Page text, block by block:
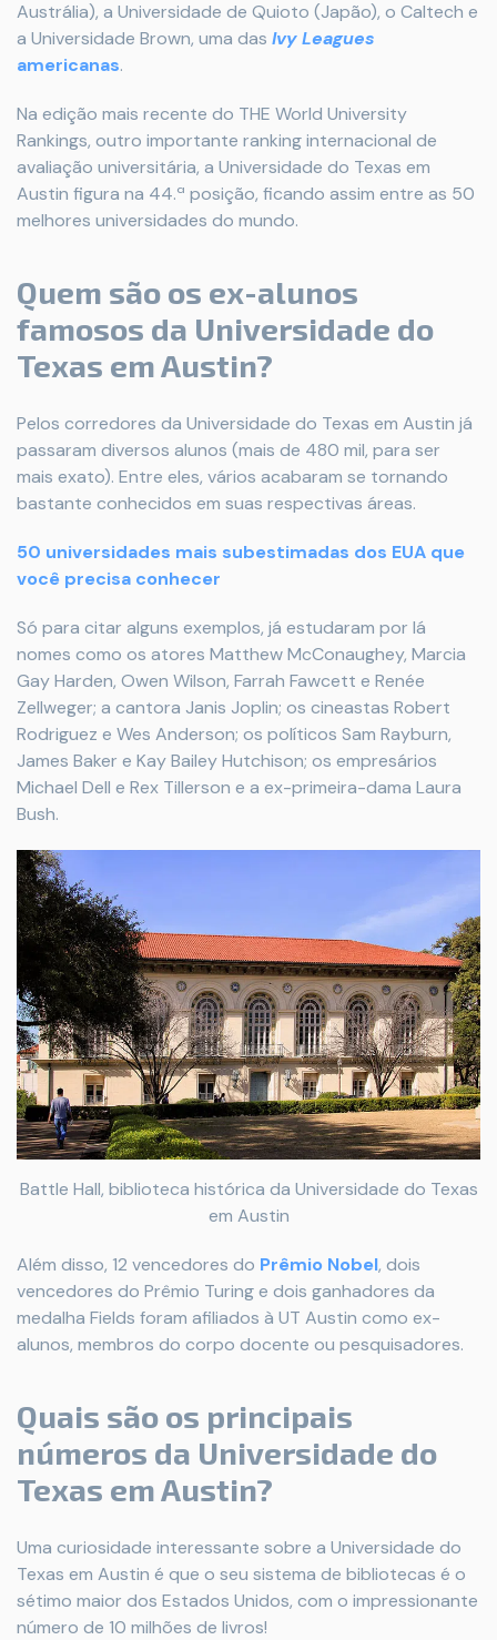
Austrália), a Universidade de Quioto (Japão), o Caltech e
a Universidade Brown, uma das Ivy Leagues
americanas.
Na edição mais recente do THE World University
Rankings, outro importante ranking internacional de
avaliação universitária, a Universidade do Texas em
Austin figura na 44.ª posição, ficando assim entre as 50
melhores universidades do mundo.
Quem são os ex-alunos
famosos da Universidade do
Texas em Austin?
Pelos corredores da Universidade do Texas em Austin já
passaram diversos alunos (mais de 480 mil, para ser
mais exato). Entre eles, vários acabaram se tornando
bastante conhecidos em suas respectivas áreas.
50 universidades mais subestimadas dos EUA que
você precisa conhecer
Só para citar alguns exemplos, já estudaram por lá
nomes como os atores Matthew McConaughey, Marcia
Gay Harden, Owen Wilson, Farrah Fawcett e Renée
Zellweger; a cantora Janis Joplin; os cineastas Robert
Rodriguez e Wes Anderson; os políticos Sam Rayburn,
James Baker e Kay Bailey Hutchison; os empresários
Michael Dell e Rex Tillerson e a ex-primeira-dama Laura
Bush.
Battle Hall, biblioteca histórica da Universidade do Texas
em Austin
Além disso, 12 vencedores do Prêmio Nobel, dois
vencedores do Prêmio Turing e dois ganhadores da
medalha Fields foram afiliados à UT Austin como ex-
alunos, membros do corpo docente ou pesquisadores.
Quais são os principais
números da Universidade do
Texas em Austin?
Uma curiosidade interessante sobre a Universidade do
Texas em Austin é que o seu sistema de bibliotecas é o
sétimo maior dos Estados Unidos, com o impressionante
número de 10 milhões de livros!